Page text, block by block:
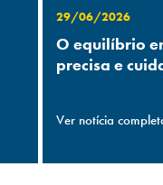
29/06/2026
O equilíbrio
precisa e
Ver notícia